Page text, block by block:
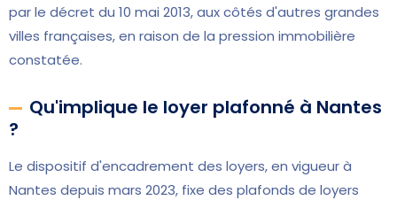
par le décret du 10 mai 2013, aux côtés d'autres grandes
villes françaises, en raison de la pression immobilière
constatée.
Qu'implique le loyer plafonné à Nantes
?
Le dispositif d'encadrement des loyers, en vigueur à
Nantes depuis mars 2023, fixe des plafonds de loyers